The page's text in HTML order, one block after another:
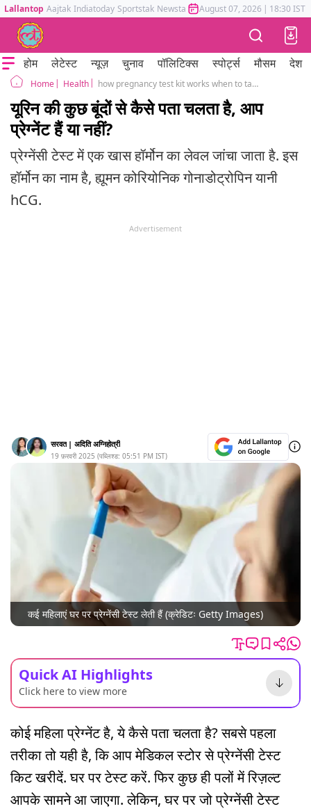
Lallantop Aajtak Indiatoday Sportstak Newstak Mumbai Tak Astrotak
August 07, 2026 | 18:30 IST
होम लेटेस्ट न्यूज़ चुनाव पॉलिटिक्स स्पोर्ट्स मौसम देश
Home Health how pregnancy test kit works when to take pregnancy test
यूरिन की कुछ बूंदों से कैसे पता चलता है, आप
प्रेग्नेंट हैं या नहीं?
प्रेग्नेंसी टेस्ट में एक खास हॉर्मोन का लेवल जांचा जाता है. इस
हॉर्मोन का नाम है, ह्यूमन कोरियोनिक गोनाडोट्रोपिन यानी
hCG.
Advertisement
सरवत | अदिति अग्निहोत्री
19 फ़रवरी 2025 (पब्लिश्ड: 05:51 PM IST)
कई महिलाएं घर पर प्रेग्नेंसी टेस्ट लेती हैं (क्रेडिटः Getty Images)
Quick AI Highlights
Click here to view more
कोई महिला प्रेग्नेंट है, ये कैसे पता चलता है? सबसे पहला
तरीका तो यही है, कि आप मेडिकल स्टोर से प्रेग्नेंसी टेस्ट
किट खरीदें. घर पर टेस्ट करें. फिर कुछ ही पलों में रिज़ल्ट
आपके सामने आ जाएगा. लेकिन, घर पर जो प्रेग्नेंसी टेस्ट